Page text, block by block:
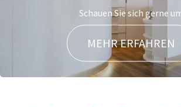
Schauen Sie sich gerne
MEHR ERFAHREN